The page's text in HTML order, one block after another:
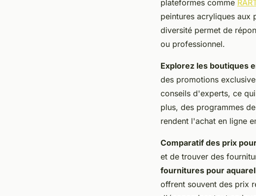
plateformes comme
peintures acryliques aux
diversité permet de
ou professionnel.
Explorez les boutiques
des promotions
conseils d'experts, ce
plus, des programmes
rendent l'achat en ligne
Comparatif des prix
et de trouver des
fournitures pour
offrent souvent des prix